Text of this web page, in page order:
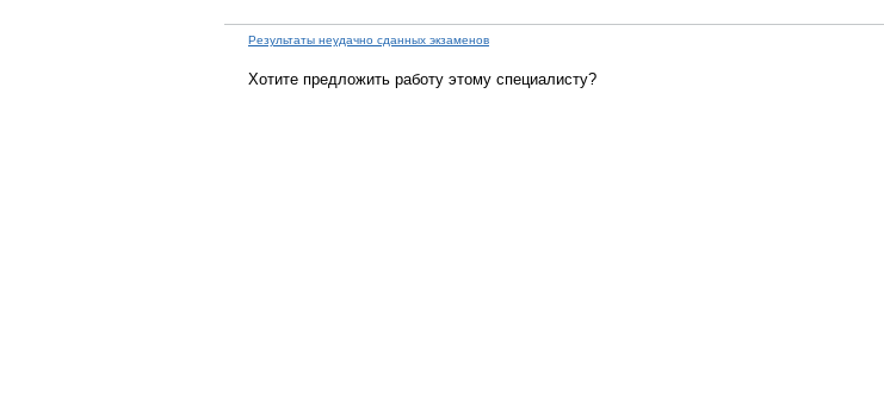
Результаты неудачно сданных экзаменов
Хотите предложить работу этому специалисту?